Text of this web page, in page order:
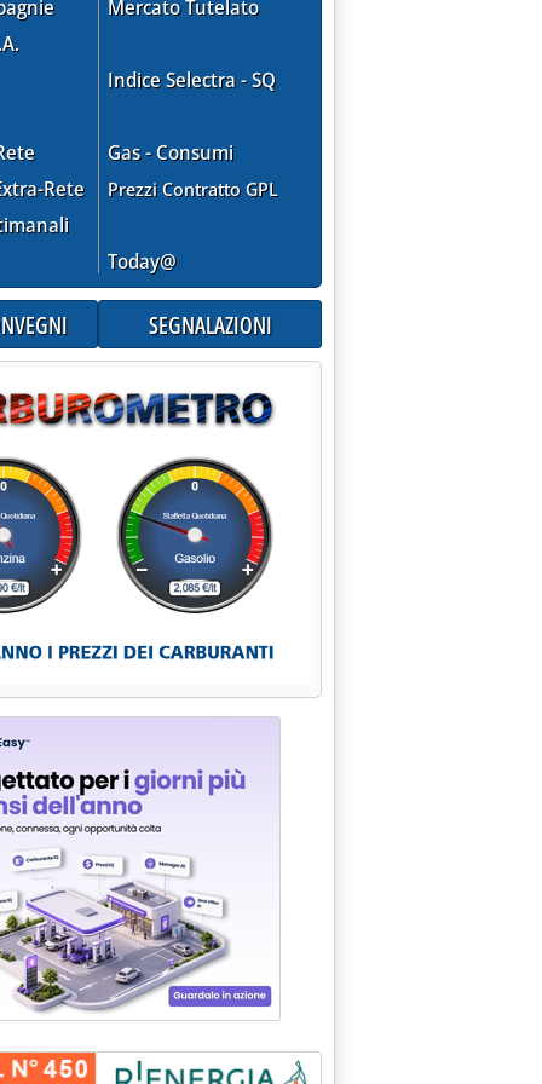
tra industria e distributori'
Rete
Mercato Tutelato
Indice Selectra - SQ
Gas - Consumi
Prezzi Contratto GPL
Today@
SEGNALAZIONI